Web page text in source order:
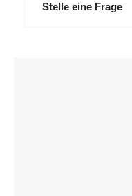
Stelle eine Frage